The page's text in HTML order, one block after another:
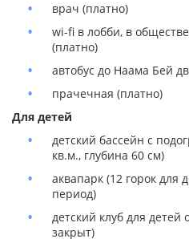
врач (платно)
wi-fi в лобби, в
(платно)
автобус до Наама Бей
прачечная (платно)
Для детей
детский бассейн с
кв.м., глубина 60 см)
аквапарк (12 горок для
период)
детский клуб для детей
закрыт)